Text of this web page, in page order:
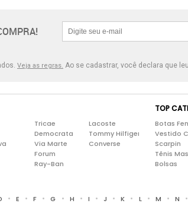
Veja as regras. Ao se cadastrar, você declara que
Tricae
Democrata
Via Marte
Forum
Ray-Ban
Lacoste
Tommy Hilfiger
Converse
TOP
Botas
Vestido
Scarpin
Tênis
Bolsas
• E • F • G • H • I • J • K • L • M • N •